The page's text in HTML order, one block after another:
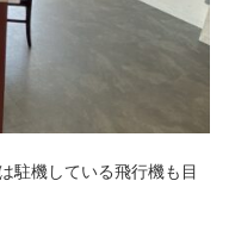
駐機している飛行機も目